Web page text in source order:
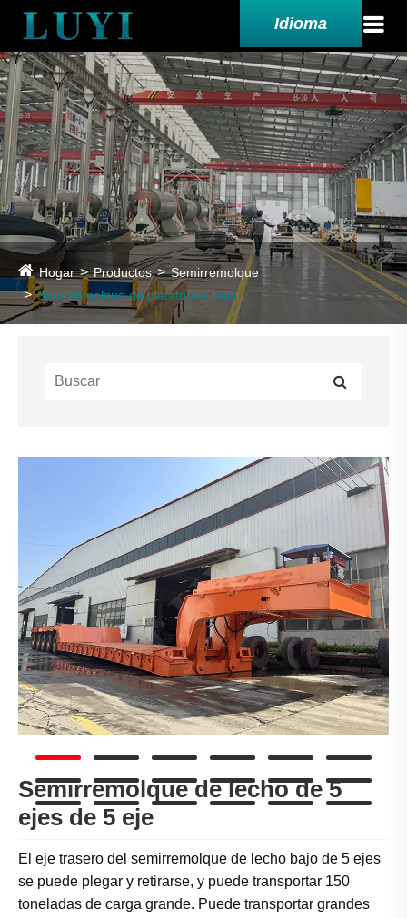
Idioma
Hogar Productos
Semirremolque
Semirremolque de plataforma baja
Semirremolque de lecho de 5
ejes de 5 eje
El eje trasero del semirremolque de lecho bajo de 5 ejes
se puede plegar y retirarse, y puede transportar 150
toneladas de carga grande. Puede transportar grandes